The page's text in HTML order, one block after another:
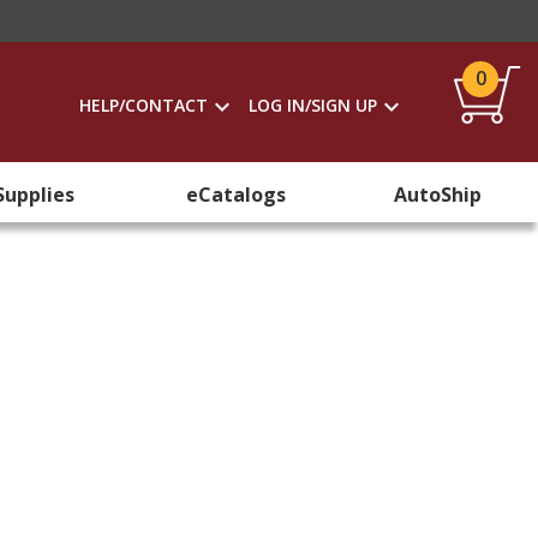
HELP/CONTACT LOG IN/SIGN UP
0
eCatalogs AutoShip